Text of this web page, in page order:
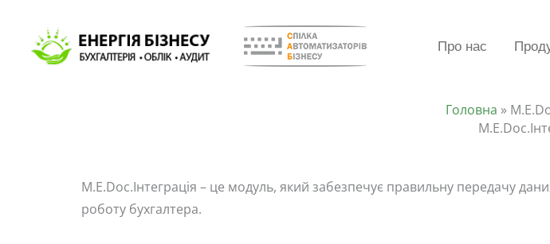
вмісту
Про нас
Головна »
М.Е.Dос.Інтеграція – це модуль, який забезпечує правильну передачу
роботу бухгалтера.